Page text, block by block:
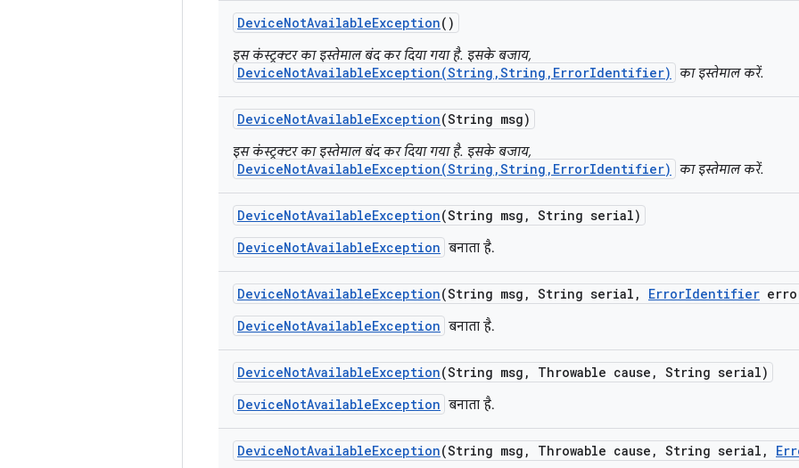
DeviceNotAvailableException()
इस कंस्ट्रक्टर का इस्तेमाल बंद कर दिया गया है. इसके बजाय,
DeviceNotAvailableException(String,String,ErrorIdentifier) का इस्तेमाल करें.
DeviceNotAvailableException(String msg)
इस कंस्ट्रक्टर का इस्तेमाल बंद कर दिया गया है. इसके बजाय,
DeviceNotAvailableException(String,String,ErrorIdentifier) का इस्तेमाल करें.
DeviceNotAvailableException(String msg , String serial)
DeviceNotAvailableException बनाता है.
DeviceNotAvailableException(String msg , String serial , ErrorIdentifier
DeviceNotAvailableException बनाता है.
DeviceNotAvailableException(String msg , Throwable cause , String serial)
DeviceNotAvailableException बनाता है.
DeviceNotAvailableException(String msg , Throwable cause , String serial ,